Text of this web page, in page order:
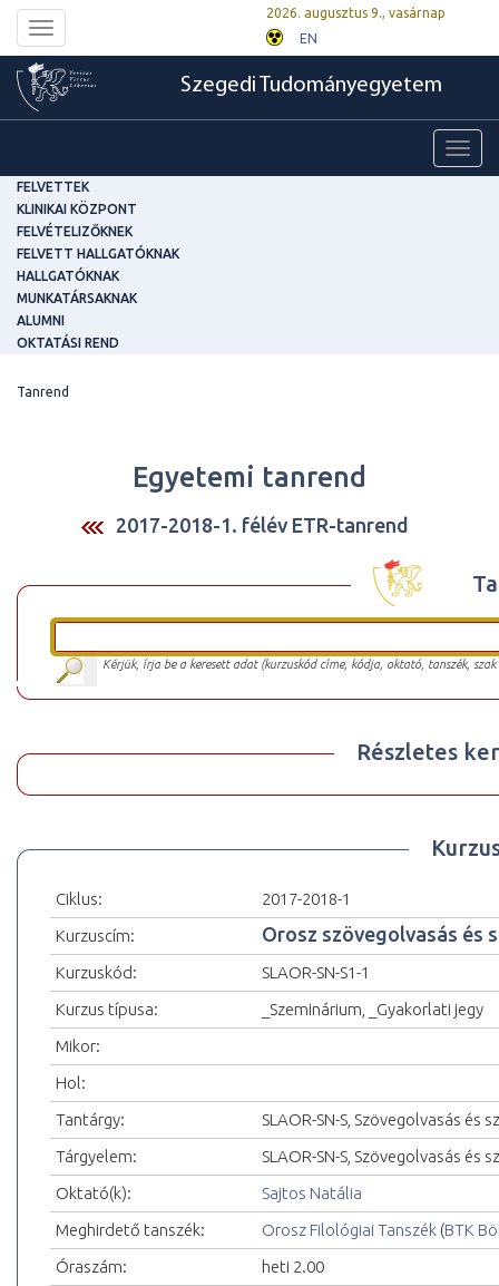
Toggle
navigation
2026. augusztus 9., vasárnap
EN
Szegedi Tudományegyetem
FELVETTEK
KLINIKAI KÖZPONT
FELVÉTELIZŐKNEK
FELVETT HALLGATÓKNAK
HALLGATÓKNAK
MUNKATÁRSAKNAK
ALUMNI
OKTATÁSI REND
Tanrend
Egyetemi tanrend
2017-2018-1. félév ETR-tanrend
Kérjük, írja be a keresett adat (kurzuskód címe, kódja, oktató, tanszék,
Részletes
Ciklus:
2017-2018-1
Kurzuscím:
Orosz szövegolvasás és
Kurzuskód:
SLAOR-SN-S1-1
Kurzus típusa:
_Szeminárium, _Gyakorlati jegy
Mikor:
Hol:
Tantárgy:
SLAOR-SN-S, Szövegolvasás és
Tárgyelem:
SLAOR-SN-S, Szövegolvasás és
Oktató(k):
Sajtos Natália
Meghirdető tanszék:
Orosz Filológiai Tanszék (BTK
Óraszám:
heti 2.00